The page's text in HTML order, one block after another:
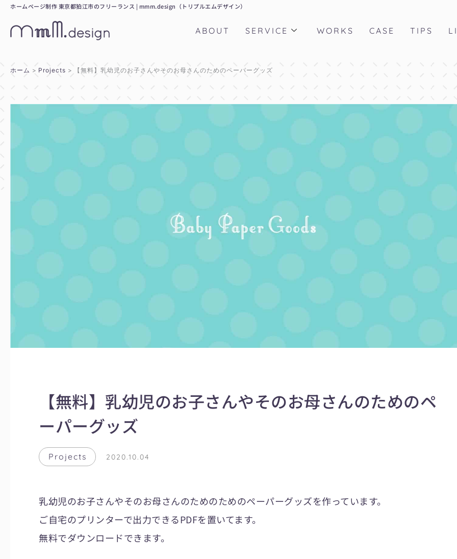
ホームページ制作 東京都狛江市のフリーランス | mmm.design（トリプルエムデザイン）
ABOUT SERVICE WORKS CASE TIPS
ホーム Projects 【無料】乳幼児のお子さんやそのお母さんのためのペーパーグッズ
【無料】乳幼児のお子さんやそのお母さんのためのペ
ーパーグッズ
Projects 2020.10.04
乳幼児のお子さんやそのお母さんのためのためのペーパーグッズを作っています。
ご自宅のプリンターで出力できるPDFを置いてます。
無料でダウンロードできます。